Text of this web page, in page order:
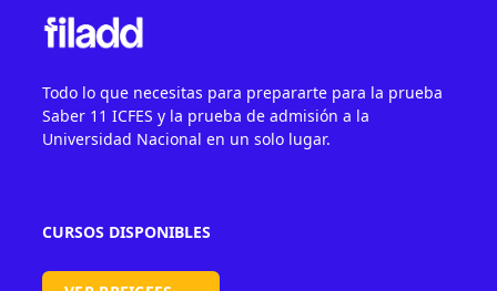
Todo lo que necesitas para prepararte para la prueba
Saber 11 ICFES y la prueba de admisión a la
Universidad Nacional en un solo lugar.
CURSOS DISPONIBLES